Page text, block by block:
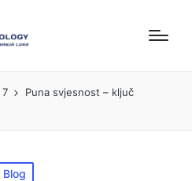
7
Puna svjesnost – ključ
Posted
Blog